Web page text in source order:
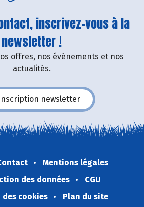
inscrivez-vous à la
newsletter !
offres, nos événements et nos
actualités.
Inscription newsletter
Mentions légales
des données
CGU
des cookies
Plan du site